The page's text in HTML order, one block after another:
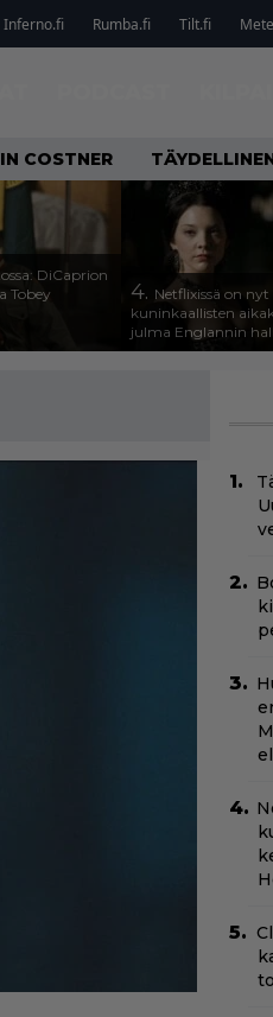
Inferno.fi Rumba.fi Tilt.fi
COSTNER
DiCaprion
Tobey
4. Netflixissä on
kuninkaallisten
julma Englannin